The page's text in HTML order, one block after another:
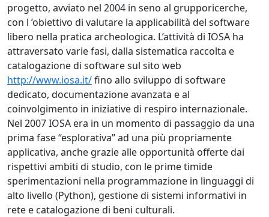
progetto, avviato nel 2004 in seno al grupporicerche,
con l ’obiettivo di valutare la applicabilità del software
libero nella pratica archeologica. L’attività di IOSA ha
attraversato varie fasi, dalla sistematica raccolta e
catalogazione di software sul sito web
http://www.iosa.it/fino allo sviluppo di software
dedicato, documentazione avanzata e al
coinvolgimento in iniziative di respiro internazionale.
Nel 2007 IOSA era in un momento di passaggio da una
prima fase “esplorativa” ad una più propriamente
applicativa, anche grazie alle opportunità offerte dai
rispettivi ambiti di studio, con le prime timide
sperimentazioni nella programmazione in linguaggi di
alto livello (Python), gestione di sistemi informativi in
rete e catalogazione di beni culturali.